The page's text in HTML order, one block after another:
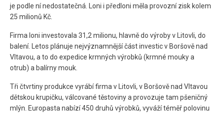
je podle ní nedostatečná. Loni i předloni měla provozní zisk kolem
25 milionů Kč.
Firma loni investovala 31,2 milionu, hlavně do výroby v Litovli, do
balení. Letos plánuje nejvýznamnější část investic v Boršově nad
Vltavou, a to do expedice krmných výrobků (krmné mouky a
otrub) a balírny mouk.
Tři čtvrtiny produkce vyrábí firma v Litovli, v Boršově nad Vltavou
dětskou krupičku, válcované těstoviny a provozuje tam pšeničný
mlýn. Europasta nabízí 450 druhů výrobků, vyváží téměř polovinu